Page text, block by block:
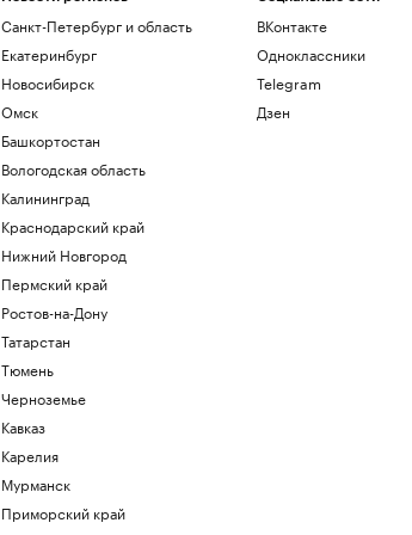
Санкт-Петербург и область
Екатеринбург
Новосибирск
Омск
Башкортостан
Вологодская область
Калининград
Краснодарский край
Нижний Новгород
Пермский край
Ростов-на-Дону
Татарстан
Тюмень
Черноземье
Кавказ
Карелия
Мурманск
Приморский край
ВКонтакте
Одноклассники
Telegram
Дзен